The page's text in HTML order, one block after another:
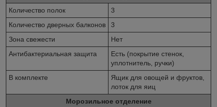
Количество полок
3
Количество дверных балконов
3
Зона свежести
Нет
Антибактериальная защита
Есть (покрытие стенок,
уплотнитель, ручки)
В комплекте
Ящик для овощей и фруктов,
лоток для яиц
Морозильное отделение